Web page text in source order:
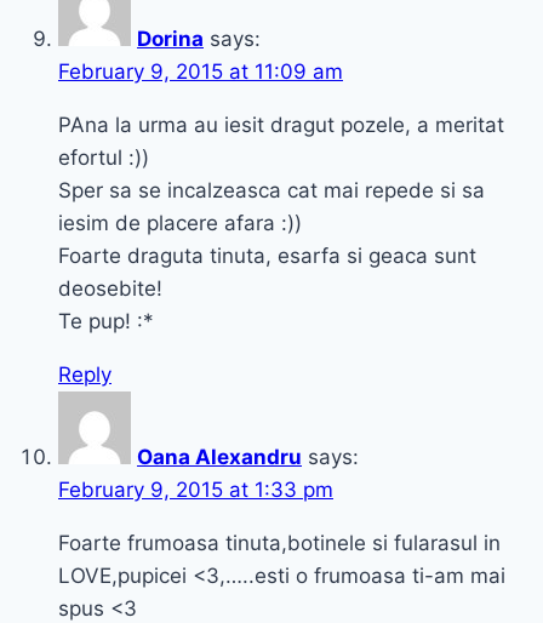
Dorina says:
February 9, 2015 at 11:09 am
PAna la urma au iesit dragut pozele, a meritat
efortul :))
Sper sa se incalzeasca cat mai repede si sa
iesim de placere afara :))
Foarte draguta tinuta, esarfa si geaca sunt
deosebite!
Te pup! :*
Reply
Oana Alexandru says:
February 9, 2015 at 1:33 pm
Foarte frumoasa tinuta,botinele si fularasul in
LOVE,pupicei <3,…..esti o frumoasa ti-am mai
spus <3